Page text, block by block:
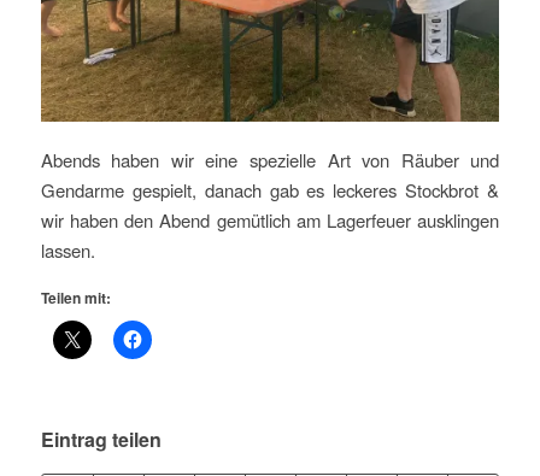
Abends haben wir eine spezielle Art von Räuber und
Gendarme gespielt, danach gab es leckeres Stockbrot &
wir haben den Abend gemütlich am Lagerfeuer ausklingen
lassen.
Teilen mit:
Eintrag teilen